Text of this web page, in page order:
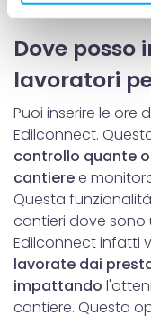
attivamente
Approfondisci come
e imposta le tue
dalla Dichiarazione
Utilizziamo i cookie
annunci, per fornire
analizzare il nostro
informazioni sul
nostri partner che si
pubblicità e social
con altre
Dove posso
lavoratori
Puoi inserire le
Edilconnect.
controllo quante
cantieree
Questa
cantieri dove sono
Edilconnect infatti
lavorate dai
impattando
cantiere. Questa